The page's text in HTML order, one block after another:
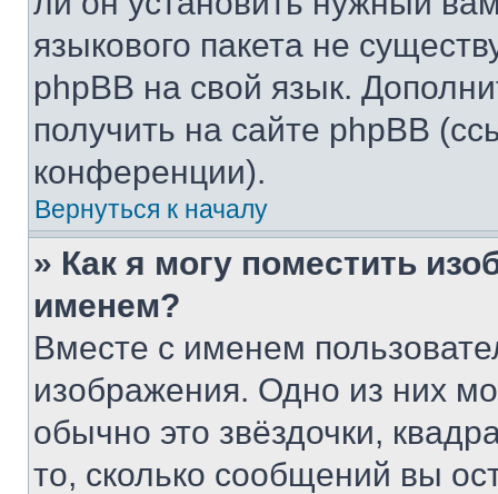
языкового пакета не
phpBB на свой язык.
получить на сайте phpBB
конференции).
Вернуться к началу
» Как я могу поместить
именем?
Вместе с именем
изображения. Одно из них
обычно это звёздочки,
то, сколько сообщений вы